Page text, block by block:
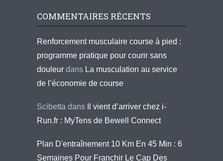
COMMENTAIRES RÉCENTS
Renforcement musculaire course à pied :
programme pratique pour courir sans
douleur dans La musculation au service
de l’économie de course
Scibetta dans
Il vient d’arriver chez i-
Run.fr : MyTens de Bewell Connect
Plan D'entraînement 10 Km En 45 Min : 6
Semaines Pour Franchir Le Cap Des